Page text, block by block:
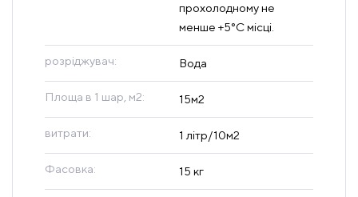
прохолодному не
менше +5°C місці.
розріджувач: Вода
Площа в 1 шар, м2: 15м2
витрати: 1 літр/10м2
Фасовка: 15 кг